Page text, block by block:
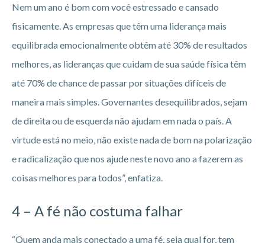
Nem um ano é bom com você estressado e cansado
fisicamente. As empresas que têm uma liderança mais
equilibrada emocionalmente obtêm até 30% de resultados
melhores, as lideranças que cuidam de sua saúde física têm
até 70% de chance de passar por situações difíceis de
maneira mais simples. Governantes desequilibrados, sejam
de direita ou de esquerda não ajudam em nada o país. A
virtude está no meio, não existe nada de bom na polarização
e radicalização que nos ajude neste novo ano a fazerem as
coisas melhores para todos”, enfatiza.
4 – A fé não costuma falhar
“Quem anda mais conectado a uma fé, seja qual for, tem